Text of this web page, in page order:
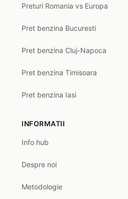
Preturi Romania vs Europa
Pret benzina Bucuresti
Pret benzina Cluj-Napoca
Pret benzina Timisoara
Pret benzina Iasi
INFORMATII
Info hub
Despre noi
Metodologie